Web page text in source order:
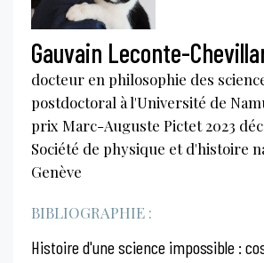
Gauvain Leconte-
docteur en philosophie des
postdoctoral à l'Université de
prix Marc-Auguste Pictet 2023
Société de physique et d'histoire
Genève
BIBLIOGRAPHIE :
Histoire d'une science impossible :